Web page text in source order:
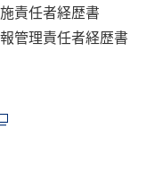
責任者経歴書
管理責任者経歴書